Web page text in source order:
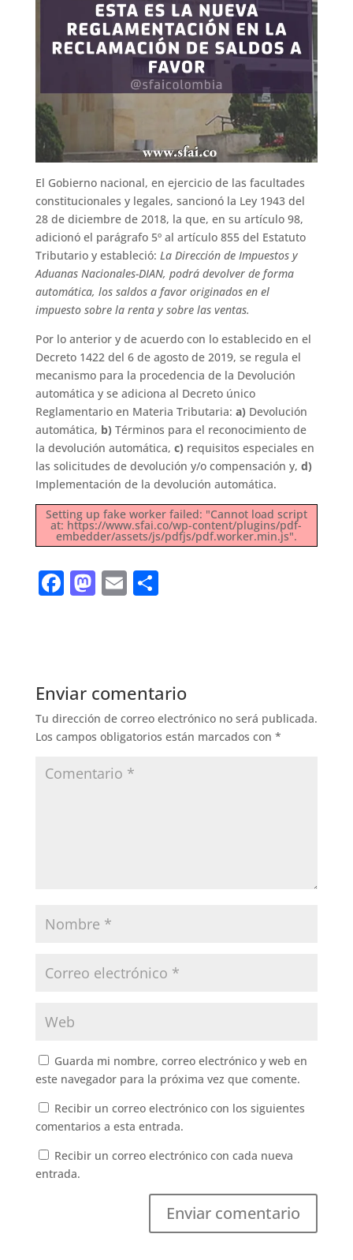
El Gobierno nacional, en ejercicio de las facultades
constitucionales y legales, sancionó la Ley 1943 del
28 de diciembre de 2018, la que, en su artículo 98,
adicionó el parágrafo 5º al artículo 855 del Estatuto
Tributario y estableció: La Dirección de Impuestos y
Aduanas Nacionales-DIAN, podrá devolver de forma
automática, los saldos a favor originados en el
impuesto sobre la renta y sobre las ventas.
Por lo anterior y de acuerdo con lo establecido en el
Decreto 1422 del 6 de agosto de 2019, se regula el
mecanismo para la procedencia de la Devolución
automática y se adiciona al Decreto único
Reglamentario en Materia Tributaria: a) Devolución
automática, b) Términos para el reconocimiento de
la devolución automática, c) requisitos especiales en
las solicitudes de devolución y/o compensación y, d)
Implementación de la devolución automática.
Setting up fake worker failed: "Cannot load script
at: https://www.sfai.co/wp-content/plugins/pdf-
embedder/assets/js/pdfjs/pdf.worker.min.js".
F
b
o
o
M
d
o
n
E S
Enviar comentario
Tu dirección de correo electrónico no será publicada.
Los campos obligatorios están marcados con *
Guarda mi nombre, correo electrónico y web en
este navegador para la próxima vez que comente.
Recibir un correo electrónico con los siguientes
comentarios a esta entrada.
Recibir un correo electrónico con cada nueva
entrada.